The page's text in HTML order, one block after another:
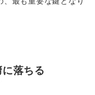
落ちる